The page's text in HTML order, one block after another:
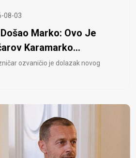
08-03
Marko: Ovo Je
Karamarko...
ozvaničio je dolazak novog